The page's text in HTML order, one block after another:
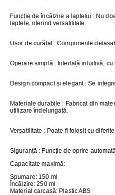
Funcție de încălzire a laptelui : Nu
laptele, oferind versatilitate.
Ușor de curățat: Componente
Operare simplă: Interfață intuitivă, cu
Design compact și elegant: Se
Materiale durabile : Fabricat din
utilizare îndelungată.
Versatilitate : Poate fi folosit cu
Siguranță : Funcție de oprire
Capacitate maximă:
Spumare: 150 ml
Încălzire: 250 ml
Material carcasă: Plastic ABS